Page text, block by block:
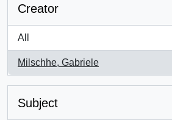
Creator
All
Milschhe, Gabriele
, 1 results
Subject